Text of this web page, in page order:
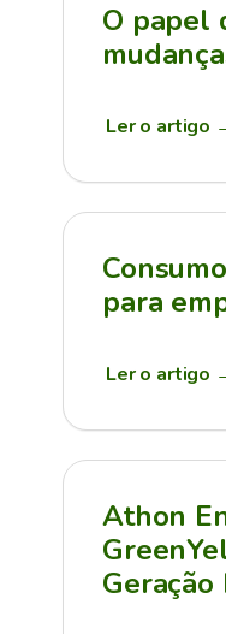
O papel
Ler o artigo
para
Ler o artigo
Athon